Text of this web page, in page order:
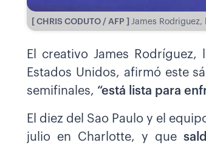
[ CHRIS CODUTO / AFP ] James
El creativo James
Estados Unidos, afirmó este
semifinales, “está lista para
El diez del Sao Paulo y el
julio en Charlotte, y que